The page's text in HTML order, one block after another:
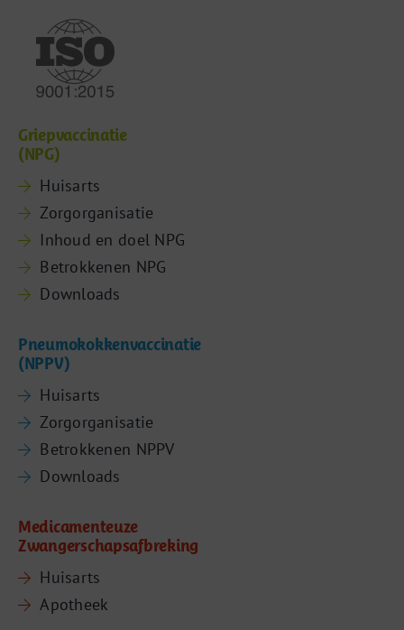
Griepvaccinatie
(NPG)
Huisarts
Zorgorganisatie
Inhoud en doel NPG
Betrokkenen NPG
Downloads
Pneumokokkenvaccinatie
(NPPV)
Huisarts
Zorgorganisatie
Betrokkenen NPPV
Downloads
Medicamenteuze
Zwangerschapsafbreking
Huisarts
Apotheek